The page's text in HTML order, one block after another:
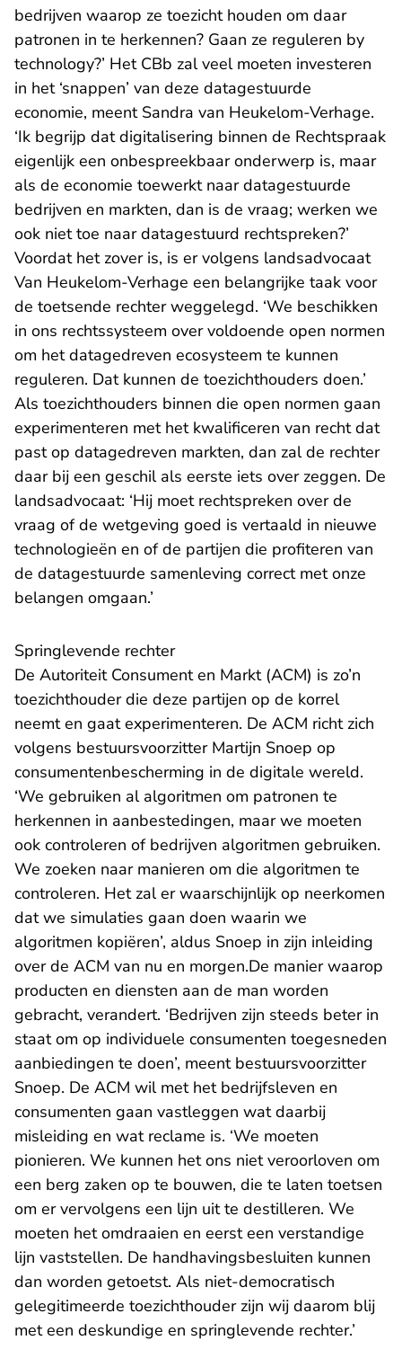
bedrijven waarop ze toezicht houden om daar
patronen in te herkennen? Gaan ze reguleren by
technology?’ Het CBb zal veel moeten investeren
in het ‘snappen’ van deze datagestuurde
economie, meent Sandra van Heukelom-Verhage.
‘Ik begrijp dat digitalisering binnen de Rechtspraak
eigenlijk een onbespreekbaar onderwerp is, maar
als de economie toewerkt naar datagestuurde
bedrijven en markten, dan is de vraag; werken we
ook niet toe naar datagestuurd rechtspreken?’
Voordat het zover is, is er volgens landsadvocaat
Van Heukelom-Verhage een belangrijke taak voor
de toetsende rechter weggelegd. ‘We beschikken
in ons rechtssysteem over voldoende open normen
om het datagedreven ecosysteem te kunnen
reguleren. Dat kunnen de toezichthouders doen.’
Als toezichthouders binnen die open normen gaan
experimenteren met het kwalificeren van recht dat
past op datagedreven markten, dan zal de rechter
daar bij een geschil als eerste iets over zeggen. De
landsadvocaat: ‘Hij moet rechtspreken over de
vraag of de wetgeving goed is vertaald in nieuwe
technologieën en of de partijen die profiteren van
de datagestuurde samenleving correct met onze
belangen omgaan.’
Springlevende rechter
De Autoriteit Consument en Markt (ACM) is zo’n
toezichthouder die deze partijen op de korrel
neemt en gaat experimenteren. De ACM richt zich
volgens bestuursvoorzitter Martijn Snoep op
consumentenbescherming in de digitale wereld.
‘We gebruiken al algoritmen om patronen te
herkennen in aanbestedingen, maar we moeten
ook controleren of bedrijven algoritmen gebruiken.
We zoeken naar manieren om die algoritmen te
controleren. Het zal er waarschijnlijk op neerkomen
dat we simulaties gaan doen waarin we
algoritmen kopiëren’, aldus Snoep in zijn inleiding
over de ACM van nu en morgen.De manier waarop
producten en diensten aan de man worden
gebracht, verandert. ‘Bedrijven zijn steeds beter in
staat om op individuele consumenten toegesneden
aanbiedingen te doen’, meent bestuursvoorzitter
Snoep. De ACM wil met het bedrijfsleven en
consumenten gaan vastleggen wat daarbij
misleiding en wat reclame is. ‘We moeten
pionieren. We kunnen het ons niet veroorloven om
een berg zaken op te bouwen, die te laten toetsen
om er vervolgens een lijn uit te destilleren. We
moeten het omdraaien en eerst een verstandige
lijn vaststellen. De handhavingsbesluiten kunnen
dan worden getoetst. Als niet-democratisch
gelegitimeerde toezichthouder zijn wij daarom blij
met een deskundige en springlevende rechter.’